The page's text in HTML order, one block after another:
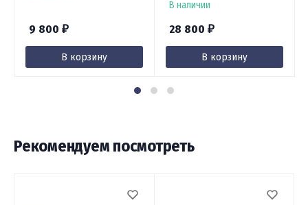
9 800 ₽
В корзину
В наличии
28 800 ₽
В корзину
Рекомендуем посмотреть